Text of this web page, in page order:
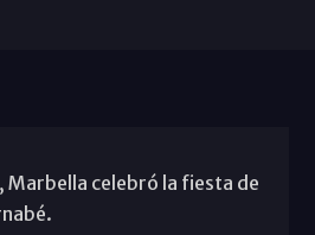
Marbella celebró la fiesta de